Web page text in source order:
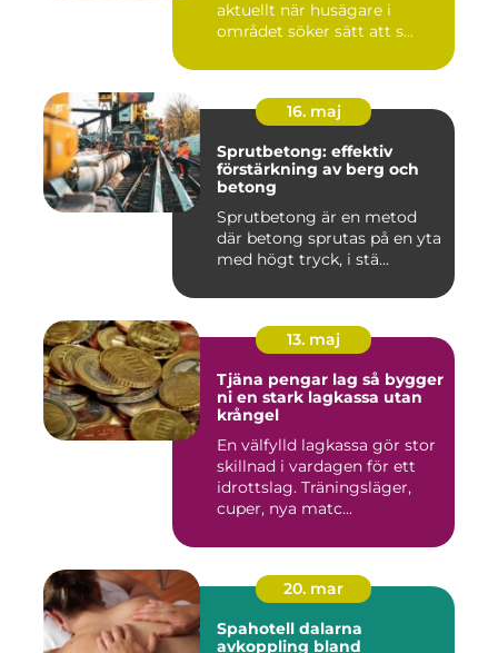
aktuellt när husägare i
området söker sätt att s...
16. maj
Sprutbetong: effektiv
förstärkning av berg och
betong
Sprutbetong är en metod
där betong sprutas på en yta
med högt tryck, i stä...
13. maj
Tjäna pengar lag så bygger
ni en stark lagkassa utan
krångel
En välfylld lagkassa gör stor
skillnad i vardagen för ett
idrottslag. Träningsläger,
cuper, nya matc...
20. mar
Spahotell dalarna
avkoppling bland